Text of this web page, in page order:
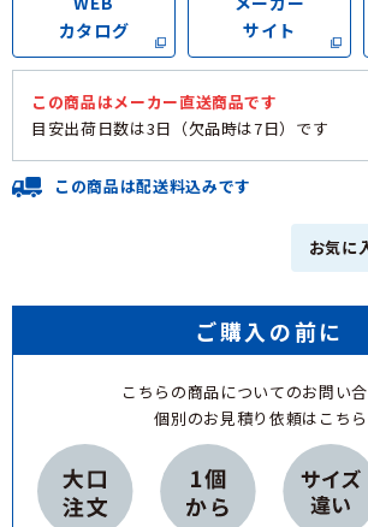
カタログ
サイト
この商品はメーカー直送商品です
目安出荷日数は3日（欠品時は7日） です
この商品は配送料込みです
お気に
ご購入の前に
こちらの商品についてのお問い
個別のお見積り依頼はこちら